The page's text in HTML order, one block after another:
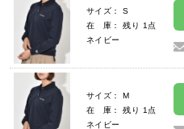
サイズ： S
在 庫： 残り 1点
ネイビー
サイズ： M
在 庫： 残り 1点
ネイビー